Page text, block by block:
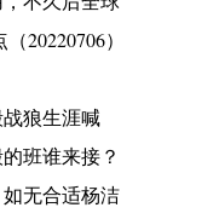
20220706）
狼生涯喊
班谁来接？
无合适杨洁